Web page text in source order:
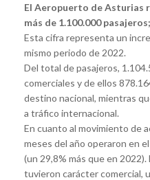
El Aeropuerto de Asturias
más de 1.100.000 pasajeros;
Esta cifra representa un
mismo periodo de 2022.
Del total de pasajeros,
comerciales y de ellos
destino nacional, mientras
a tráfico internacional.
En cuanto al movimiento de
meses del año operaron en
(un 29,8% más que en
tuvieron carácter comercial,